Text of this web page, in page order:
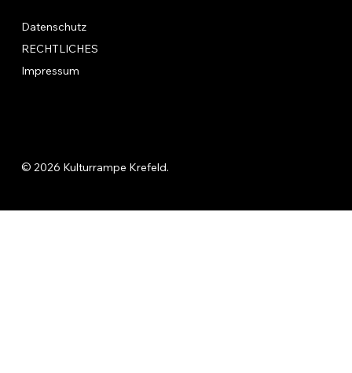
© 2026 Kulturrampe Krefeld.
RECHTLICHES
Datenschutz
Impressum